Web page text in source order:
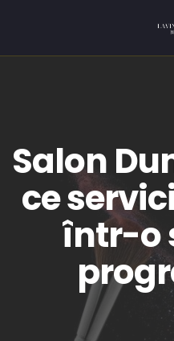
Salon
ce
într-o